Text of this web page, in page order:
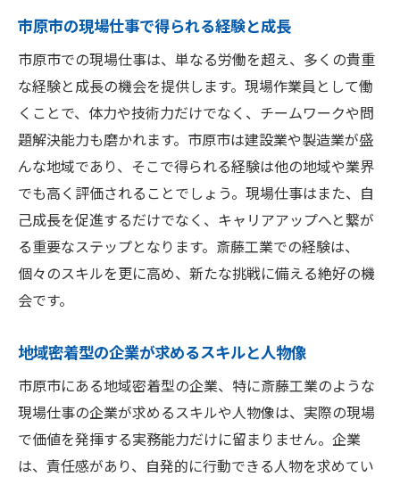
市原市での現場仕事に対する期待と不安
斎藤工業が提供するサポート体制について
作業員としてのキャリアアップ方法
現場仕事の応募に役立つ自己PRの作り方
市原市での現場仕事に必要な資格と研修
市原市が誇る現場仕事の魅力斎藤工業の求人情
報
市原市の現場仕事が他地域と異なる魅力
斎藤工業の求人が人気の理由
地域の特性を活かした現場仕事の可能性
斎藤工業の企業文化と現場仕事の関係
市原市での現場仕事が生み出すコミュニテ
ィ
現場仕事を通じてスキルを活かす市原市でのキ
ャリアチャンス
市原市の現場仕事で得られる経験と成長
市原市での現場仕事は、単なる労働を超え、多くの貴重
な経験と成長の機会を提供します。現場作業員として働
くことで、体力や技術力だけでなく、チームワークや問
題解決能力も磨かれます。市原市は建設業や製造業が盛
んな地域であり、そこで得られる経験は他の地域や業界
でも高く評価されることでしょう。現場仕事はまた、自
己成長を促進するだけでなく、キャリアアップへと繋が
る重要なステップとなります。斎藤工業での経験は、
個々のスキルを更に高め、新たな挑戦に備える絶好の機
会です。
地域密着型の企業が求めるスキルと人物像
市原市にある地域密着型の企業、特に斎藤工業のような
現場仕事の企業が求めるスキルや人物像は、実際の現場
で価値を発揮する実務能力だけに留まりません。企業
は、責任感があり、自発的に行動できる人物を求めてい